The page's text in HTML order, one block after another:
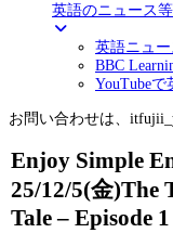
英語のニュース等
英語ニュー
BBC
YouTubeで
お問い合わせは、
Enjoy Simple
25/12/5(金)The
Tale – Episode